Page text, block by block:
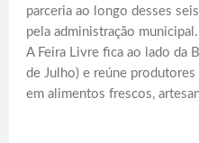
parceria ao longo desses
pela administração municipal.
A Feira Livre fica ao lado da
de Julho) e reúne
em alimentos frescos,